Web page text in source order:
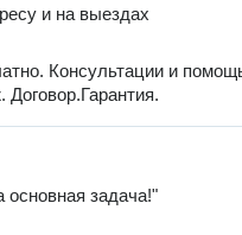
и на выездах
Консультации и
основная задача!"